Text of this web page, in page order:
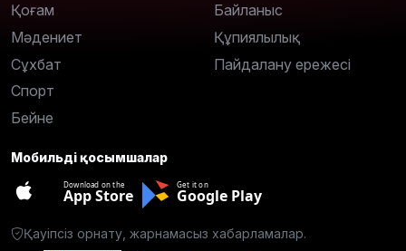
Қоғам
Мәдениет
Сұхбат
Спорт
Бейне
Байланыс
Құпиялылық
Пайдалану ережесі
Мобильді қосымшалар
Download on the
App Store
Get it on
Google Play
Қауіпсіз орнату, жарнамасыз хабарламалар.